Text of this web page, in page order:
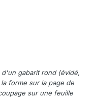
gabarit rond (évidé,
forme sur la page de
sur une feuille